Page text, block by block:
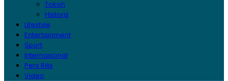
Tokoh
Historis
Lifestyle
Entertainment
Sport
Internasional
Pers Rilis
Video